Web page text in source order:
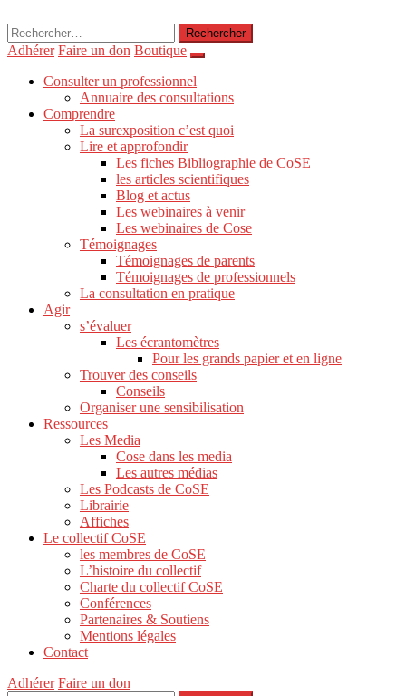
Rechercher :
Adhérer Faire un don Boutique
Consulter un professionnel
Annuaire des consultations
Comprendre
La surexposition c’est quoi
Lire et approfondir
Les fiches Bibliographie de CoSE
les articles scientifiques
Blog et actus
Les webinaires à venir
Les webinaires de Cose
Témoignages
Témoignages de parents
Témoignages de professionnels
La consultation en pratique
Agir
s’évaluer
Les écrantomètres
Pour les grands papier et en ligne
Trouver des conseils
Conseils
Organiser une sensibilisation
Ressources
Les Media
Cose dans les media
Les autres médias
Les Podcasts de CoSE
Librairie
Affiches
Le collectif CoSE
les membres de CoSE
L’histoire du collectif
Charte du collectif CoSE
Conférences
Partenaires & Soutiens
Mentions légales
Contact
Adhérer Faire un don